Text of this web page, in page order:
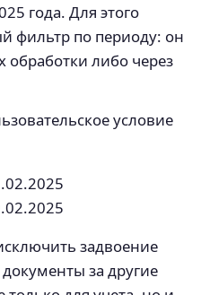
года. Для этого
фильтр по периоду: он
обработки либо через
условие
задвоение
за другие